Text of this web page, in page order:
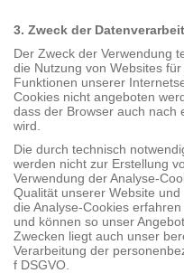
3. Zweck der
Der Zweck der Verwendung
die Nutzung von Websites
Funktionen unserer
Cookies nicht angeboten
dass der Browser auch nach
wird.
Die durch technisch
werden nicht zur Erstellung
Verwendung der Analyse-
Qualität unserer Website
die Analyse-Cookies
und können so unser
Zwecken liegt auch unser
Verarbeitung der
f DSGVO.